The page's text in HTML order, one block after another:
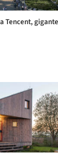
Tencent, gigante